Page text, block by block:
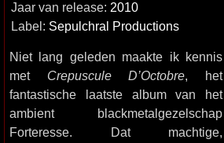
Jaar van release: 2010
Label: Sepulchral Productions
Niet lang geleden maakte ik kennis
met Crepuscule D’Octobre, het
fantastische laatste album van het
ambient blackmetalgezelschap
Forteresse. Dat machtige,